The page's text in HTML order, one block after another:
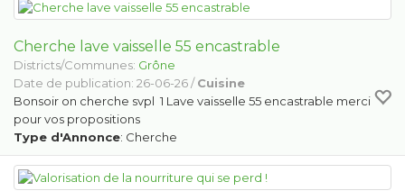
Cherche lave vaisselle 55 encastrable
Districts/Communes: Grône
Date de publication: 26-06-26 /Cuisine
Bonsoir on cherche svpl 1 Lave vaisselle 55 encastrable merci
pour vos propositions
Type d'Annonce: Cherche